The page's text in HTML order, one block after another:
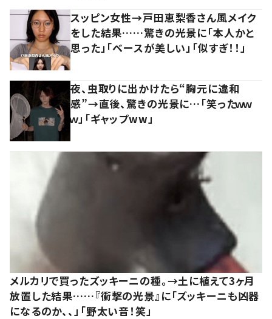
スッピン女性→戸田恵梨香さん風メイク
をした結果……驚きの光景に「本人かと
思った」「ベースが美しい」「似すぎ！！」
夜、虫取りに出かけたら“胸元に違和
感”→直後、驚きの光景に…「笑ったｗｗ
ｗ」「ギャップww」
メルカリで買ったズッキーニの種。→土に植えて3ヶ月
放置した結果……『衝撃の光景』に「ズッキーニも凶器
になるのか、、」「野太い音！笑」